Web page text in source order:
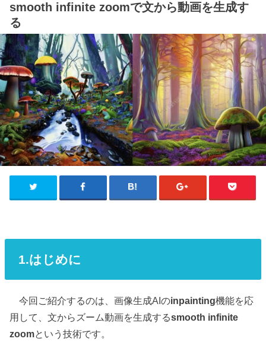
smooth infinite zoomで文から動画を生成す
る
1.はじめに
今回ご紹介するのは、画像生成AIのinpainting機能を応
用して、文からズーム動画を生成するsmooth infinite
zoomという技術です。